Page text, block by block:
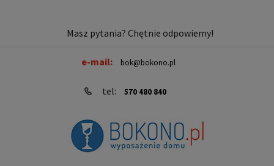
Masz pytania? Chętnie odpowiemy!
e-mail: bok@bokono.pl
tel: 570 480 840